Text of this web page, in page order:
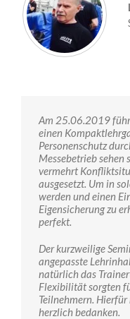
Am 25.06.2019
einen
Personenschutz
Messebetrieb sehen
vermehrt
ausgesetzt. Um in
werden und einen
Eigensicherung zu
perfekt.
Der kurzweilige
angepasste
natürlich das
Flexibilität sorgten
Teilnehmern.
herzlich bedanken.